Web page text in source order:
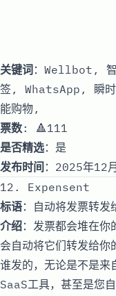
关键词 ：Wellbot, 智
签, WhatsApp, 瞬
能购物,
票数: 🔺111
是否精选：是
发布时间 ：2025年12
12. Expensent
标语：自动将发票转发
介绍：发票都会堆在
会自动将它们转发给
谁发的，无论是不是
SaaS工具，甚至是您